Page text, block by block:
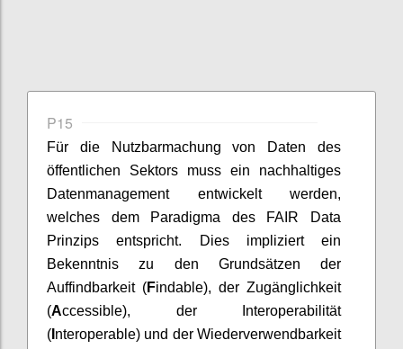
P15
Für die Nutzbarmachung von Daten des
öffentlichen Sektors muss ein nachhaltiges
Datenmanagement entwickelt werden,
welches dem Paradigma des FAIR Data
Prinzips entspricht. Dies impliziert ein
Bekenntnis zu den Grundsätzen der
Auffindbarkeit (Findable), der Zugänglichkeit
(Accessible), der Interoperabilität
( nteroperable) und der Wiederverwendbarkeit